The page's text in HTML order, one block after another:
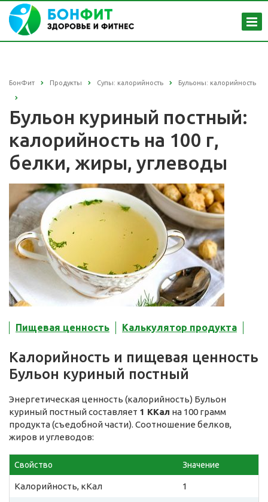
БонФит Продукты Супы: калорийность Бульоны: калорийность
Бульон куриный постный:
калорийность на 100 г,
белки, жиры, углеводы
Пищевая ценность Калькулятор продукта
Калорийность и пищевая ценность
Бульон куриный постный
Энергетическая ценность (калорийность) Бульон
куриный постный составляет 1 ККал на 100 грамм
продукта (съедобной части). Соотношение белков,
жиров и углеводов:
Свойство Значение
Калорийность, кКал 1